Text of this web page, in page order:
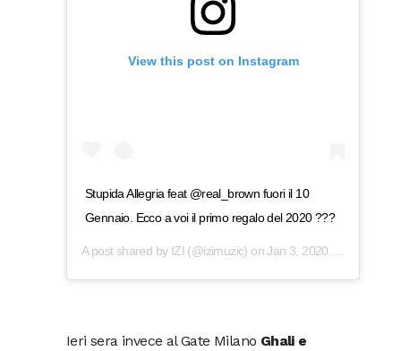
View this post on Instagram
Stupida Allegria feat @real_brown fuori il 10
Gennaio. Ecco a voi il primo regalo del 2020 ???
A post shared by IZI (@izimuzic) onJan 3, 2020 at 11:00am PST
Ieri sera invece al Gate Milano Ghali e